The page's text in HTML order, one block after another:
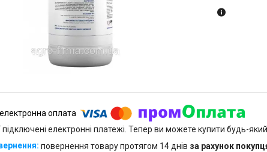
підключені електронні платежі. Тепер ви можете купити будь-
повернення товару протягом 14 днів за рахунок